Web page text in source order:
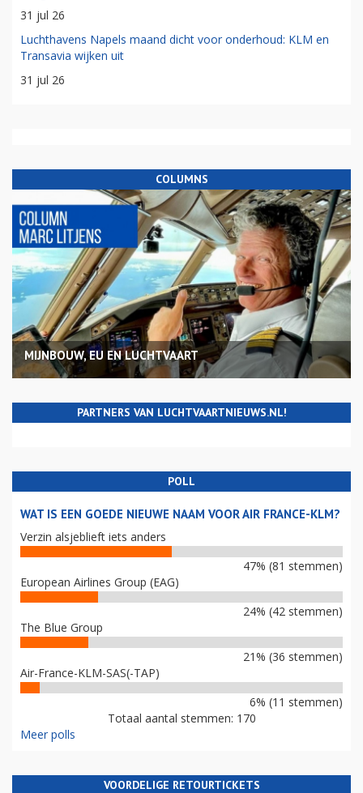
31 jul 26
Luchthavens Napels maand dicht voor onderhoud: KLM en
Transavia wijken uit
31 jul 26
COLUMNS
MIJNBOUW, EU EN LUCHTVAART
PARTNERS VAN LUCHTVAARTNIEUWS.NL!
POLL
WAT IS EEN GOEDE NIEUWE NAAM VOOR AIR FRANCE-KLM?
Verzin alsjeblieft iets anders
47% (81 stemmen)
European Airlines Group (EAG)
24% (42 stemmen)
The Blue Group
21% (36 stemmen)
Air-France-KLM-SAS(-TAP)
6% (11 stemmen)
Totaal aantal stemmen: 170
Meer polls
VOORDELIGE RETOURTICKETS